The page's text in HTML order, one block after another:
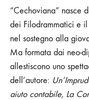
“Cechoviana” nasce
dei Filodrammatici e
nel sostegno alla
Ma formata dai neo-
allestiscono uno
dell’autore:
aiuto contabile, La